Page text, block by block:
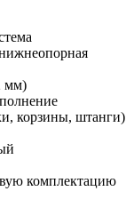
мм)
корзины, штанги)
комплектацию